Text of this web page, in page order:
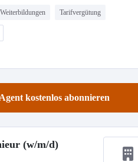
Weiterbildungen Tarifvergütung
kostenlos abonnieren
(w/m/d)